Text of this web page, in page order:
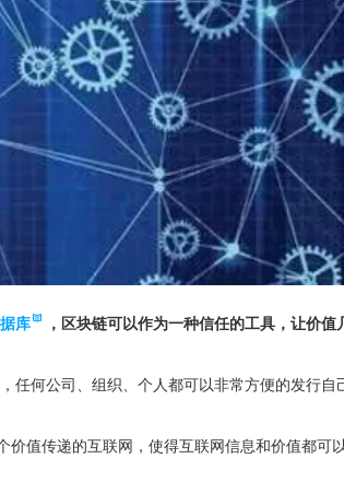
库
，区块链可以作为一种信任的工具，让价值
任何公司、组织、个人都可以非常方便的发行自
值传递的互联网，使得互联网信息和价值都可